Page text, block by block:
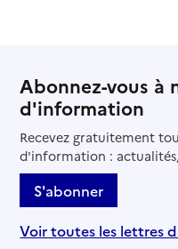
Abonnez-vous à
d'information
Recevez gratuitement
d'information :
S'abonner
Voir toutes les lettres